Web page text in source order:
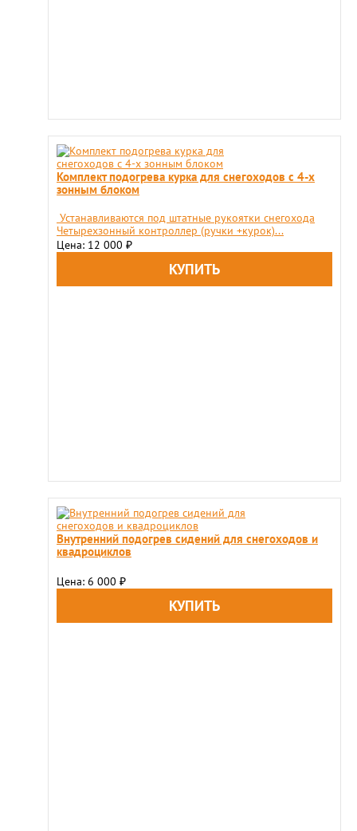
Комплект подогрева курка для снегоходов с 4-x
зонным блоком
Устанавливаются под штатные рукоятки снегохода
Четырехзонный контроллер (ручки +курок)...
Цена: 12 000 ₽
Внутренний подогрев сидений для снегоходов и
квадроциклов
Цена: 6 000 ₽